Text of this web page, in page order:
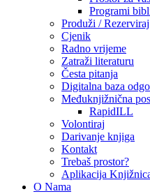
Programi
Produži / Rezerviraj
Cjenik
Radno vrijeme
Zatraži literaturu
Česta pitanja
Digitalna baza
Međuknjižnična
RapidILL
Volontiraj
Darivanje knjiga
Kontakt
Trebaš prostor?
Aplikacija
O Nama